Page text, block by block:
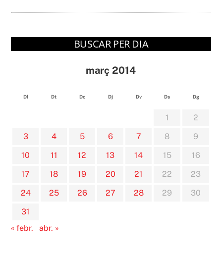
BUSCAR PER DIA
març 2014
Dl Dt Dc Dj Dv Ds Dg
1
2
3
4 5 6 7 8
9
10
11 12 13 14 15
16
17
18 19 20 21 22
23
24
25 26 27 28 29
30
31
« febr.
abr. »